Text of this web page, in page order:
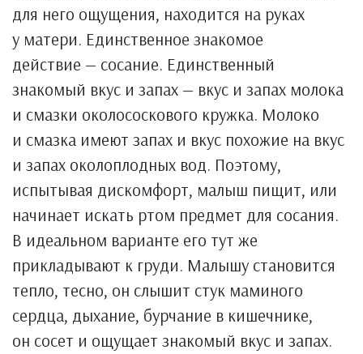
для него ощущения, находится на руках
у матери. Единственное знакомое
действие — сосание. Единственный
знакомый вкус и запах — вкус и запах молока
и смазки околососкового кружка. Молоко
и смазка имеют запах и вкус похожие на вкус
и запах околоплодных вод. Поэтому,
испытывая дискомфорт, малыш пищит, или
начинает искать ртом предмет для сосания.
В идеальном варианте его тут же
прикладывают к груди. Малышу становится
тепло, тесно, он слышит стук маминого
сердца, дыхание, бурчание в кишечнике,
он сосет и ощущает знакомый вкус и запах.